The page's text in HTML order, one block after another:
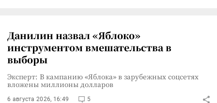
Данилин назвал «Яблоко»
инструментом вмешательства в
выборы
Эксперт: В кампанию «Яблока» в зарубежных соцсетях
вложены миллионы долларов
6 августа 2026, 16:49 5